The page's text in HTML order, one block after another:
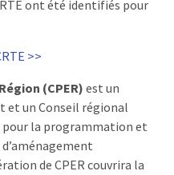
ont été identifiés pour
>>
(CPER)est un
et un Conseil régional
pour la programmation et
de CPER couvrira la